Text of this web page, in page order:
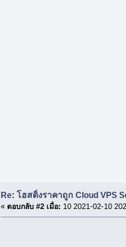
Re: โฮสติ้งราคาถูก Cloud VPS
« ตอบกลับ #2 เมื่อ: 10 2021-02-10